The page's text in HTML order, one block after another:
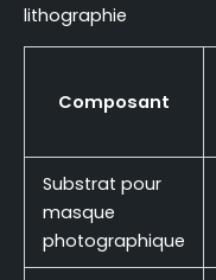
lithographie
Composant
Substrat pour
masque
photographique